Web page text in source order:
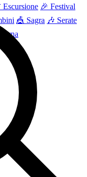
Escursione 🎉 Festival
🎪 Sagra 🎶 Serate